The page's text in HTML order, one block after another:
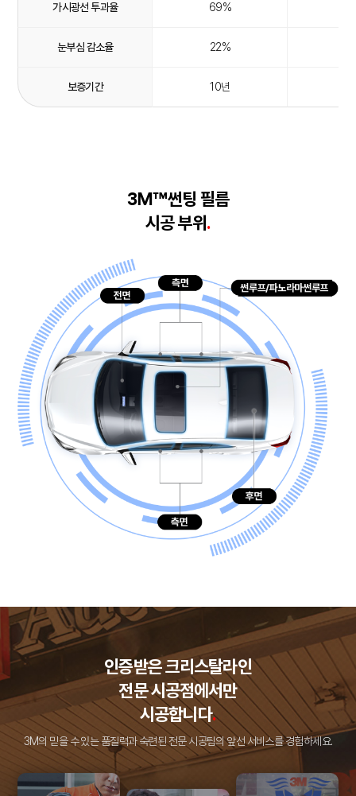
가시광선 투과율 69%
눈부심 감소율 22%
보증기간 10년
3M™썬팅 필름
시공 부위.
인증받은 크리스탈라인
전문 시공점에서만
시공합니다.
3M의 믿을 수 있는 품질력과 숙련된 전문 시공팀의앞선 서비스를 경험하세요.